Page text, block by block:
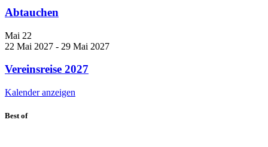
Abtauchen
Mai 22
22 Mai 2027 - 29 Mai 2027
Vereinsreise 2027
Kalender anzeigen
Best of